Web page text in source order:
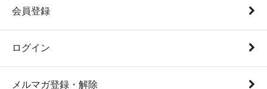
会員登録
ログイン
メルマガ登録・解除